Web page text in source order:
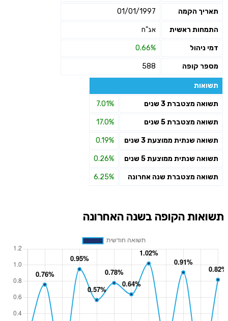
תאריך הקמה 01/01/1997
התמחות ראשית אג"ח
דמי ניהול 0.66%
מספר קופה 588
תשואות
תשואה מצטברת 3 שנים 7.01%
תשואה מצטברת 5 שנים 17.0%
תשואה שנתית ממוצעת 3 שנים 0.19%
תשואה שנתית ממוצעת 5 שנים 0.26%
תשואה מצטברת שנה אחרונה 6.25%
תשואות הקופה בשנה האחרונה